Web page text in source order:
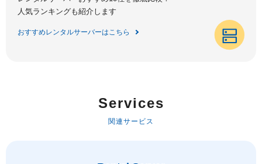
人気ランキングも紹介します
おすすめレンタルサーバーはこちら
Services
関連サービス